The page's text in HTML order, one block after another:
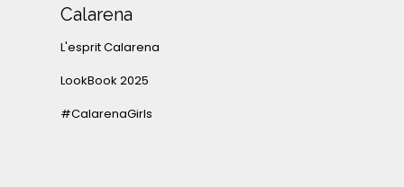
Calarena
L'esprit Calarena
LookBook 2025
#CalarenaGirls